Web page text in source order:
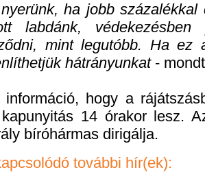
ha jobb
labdánk, védekezésben
mint legutóbb. Ha ez
hátrányunkat-
hogy a
14 órakor lesz.
bíróhármas dirigálja.
további hír(ek):